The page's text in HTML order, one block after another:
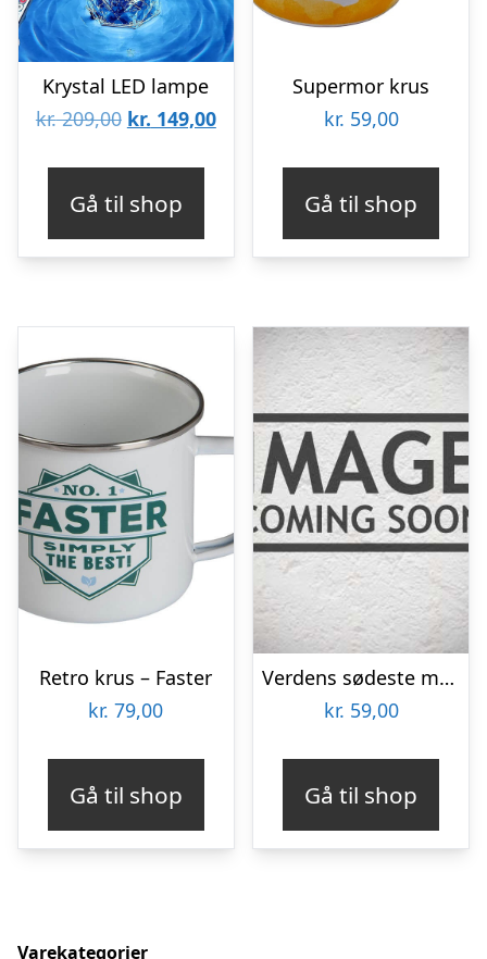
Krystal LED lampe
kr.209,00 Den
kr. 209,00.
kr. 149,00Den
kr. 149,00.
Gå til shop
Supermor krus
kr. 59,00
Gå til shop
Retro krus – Faster
kr. 79,00
Gå til shop
Verdens sødeste mormor krus
kr. 59,00
Gå til shop
Varekategorier